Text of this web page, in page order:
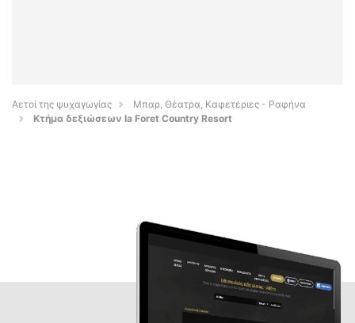
Αετοί της ψυχαγωγίας
Μπαρ, Θέατρα, Καφετέριες - Ραφήνα
Κτήμα δεξιώσεων la Foret Country Resort